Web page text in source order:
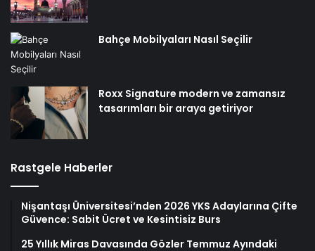
Bahçe Mobilyaları Nasıl Seçilir
Roxx Signature modern ve zamansız
tasarımları bir araya getiriyor
Rastgele Haberler
Nişantaşı Üniversitesi’nden 2026 YKS Adaylarına Çifte
Güvence: Sabit Ücret ve Kesintisiz Burs
25 Yıllık Miras Davasında Gözler Temmuz Ayındaki